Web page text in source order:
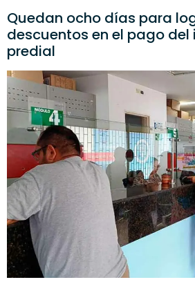
Quedan ocho días para
descuentos en el pago
predial